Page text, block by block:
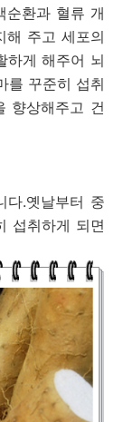
순환과 혈류 개
해 주고 세포의
하게 해주어 뇌
를 꾸준히 섭취
향상해주고 건
다.옛날부터 중
섭취하게 되면